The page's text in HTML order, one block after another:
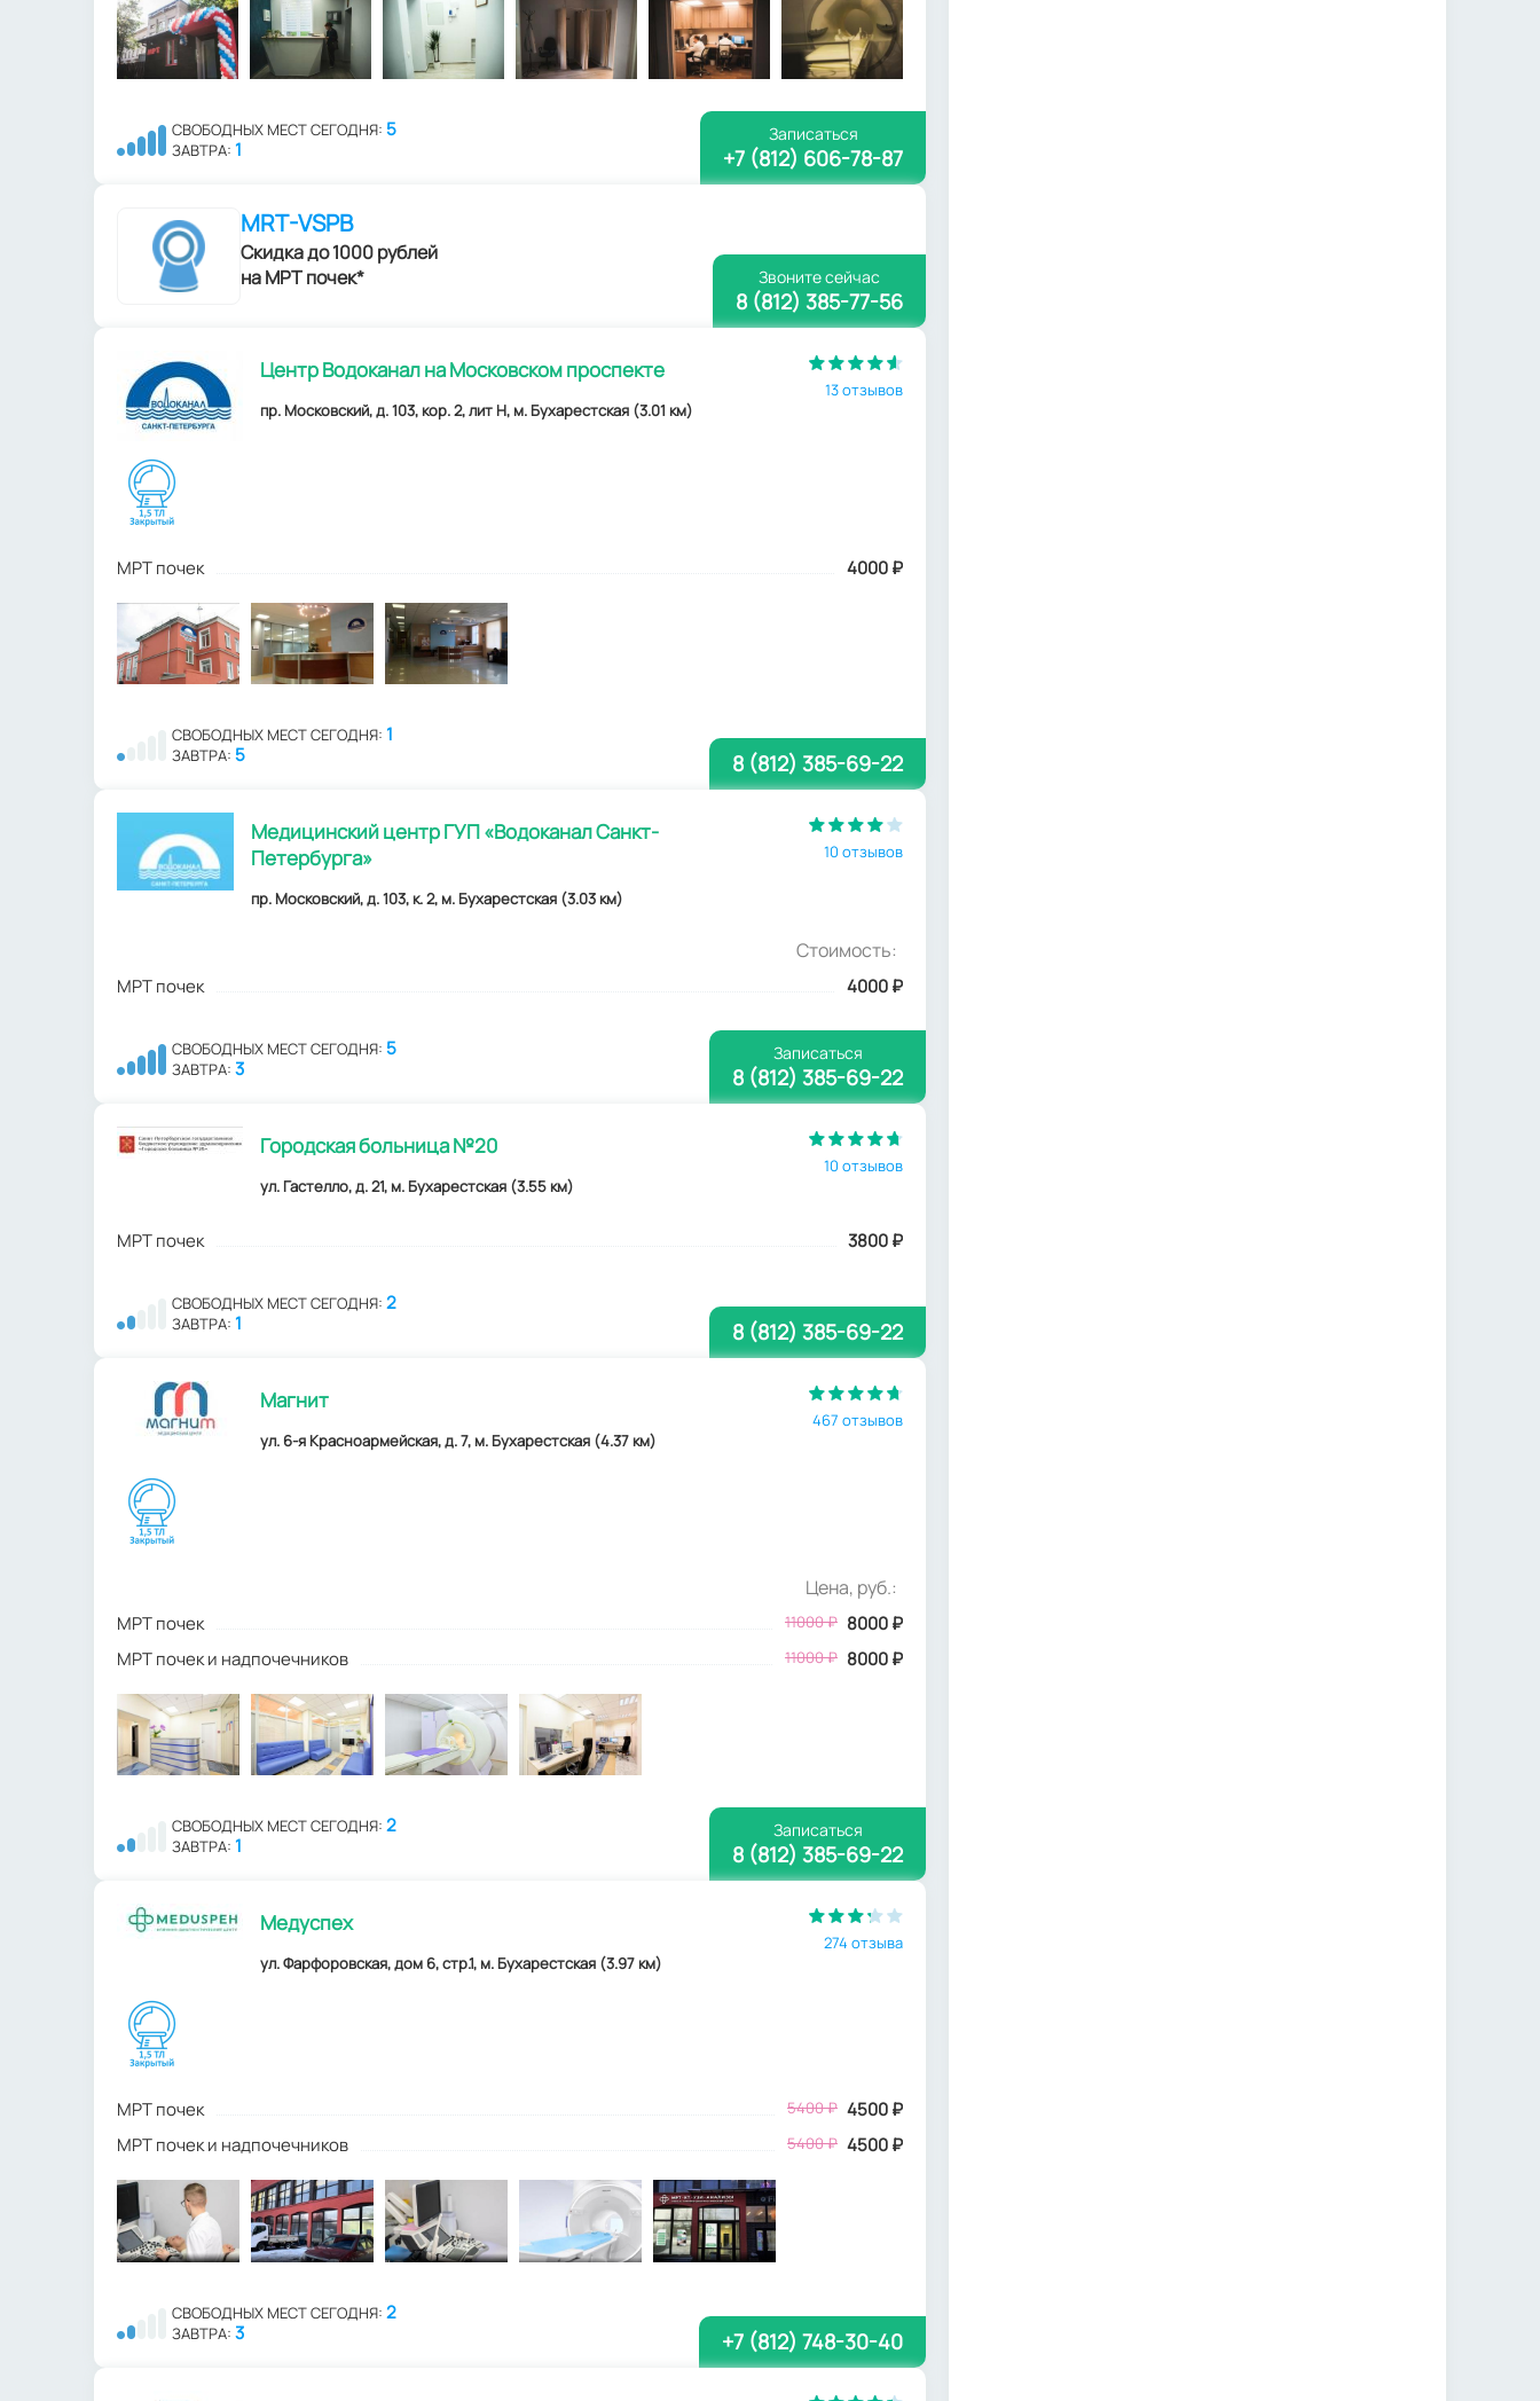
СВОБОДНЫХ МЕСТ СЕГОДНЯ: 5
ЗАВТРА: 1
Записаться
+7 (812) 606-78-87
MRT-VSPB
Скидка до 1000 рублей
на МРТ почек*
Звоните сейчас
8 (812) 385-77-56
Центр Водоканал на Московском проспекте
пр. Московский, д. 103, кор. 2, лит Н, м. Бухарестская (3.01 км)
13 отзывов
МРТ почек 4000₽
СВОБОДНЫХ МЕСТ СЕГОДНЯ: 1
ЗАВТРА: 5 8 (812) 385-69-22
Медицинский центр ГУП «Водоканал Санкт-
Петербурга»
пр. Московский, д. 103, к. 2, м. Бухарестская (3.03 км)
10 отзывов
Стоимость:
МРТ почек 4000₽
СВОБОДНЫХ МЕСТ СЕГОДНЯ: 5
ЗАВТРА: 3
Записаться
8 (812) 385-69-22
Городская больница №20
ул. Гастелло, д. 21, м. Бухарестская (3.55 км)
10 отзывов
МРТ почек 3800₽
СВОБОДНЫХ МЕСТ СЕГОДНЯ: 2
ЗАВТРА: 1 8 (812) 385-69-22
Магнит
ул. 6-я Красноармейская, д. 7, м. Бухарестская (4.37 км)
467 отзывов
Цена, руб.:
МРТ почек 11000₽ 8000₽
МРТ почек и надпочечников
11000 ₽ 8000 ₽
СВОБОДНЫХ МЕСТ СЕГОДНЯ: 2
ЗАВТРА: 1
Записаться
8 (812) 385-69-22
Медуспех
ул. Фарфоровская, дом 6, стр.1, м. Бухарестская (3.97 км)
274 отзыва
МРТ почек 5400₽ 4500₽
МРТ почек и надпочечников
5400 ₽ 4500 ₽
СВОБОДНЫХ МЕСТ СЕГОДНЯ: 2
ЗАВТРА: 3 +7 (812) 748-30-40